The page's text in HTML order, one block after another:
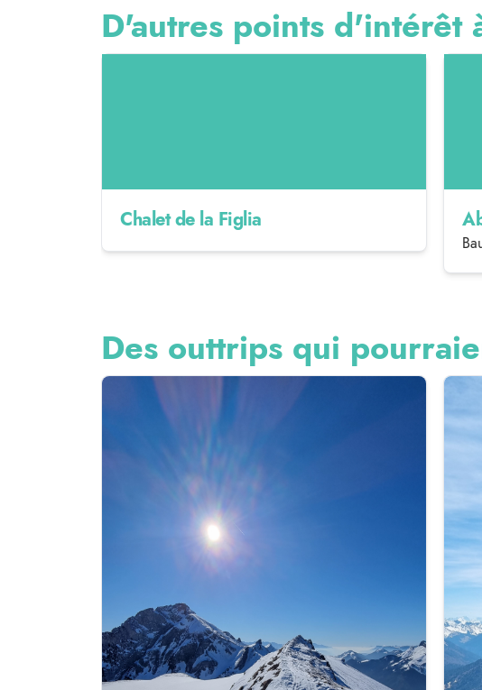
D'autres points d'intérêt
Chalet de la Figlia
Des outtrips qui